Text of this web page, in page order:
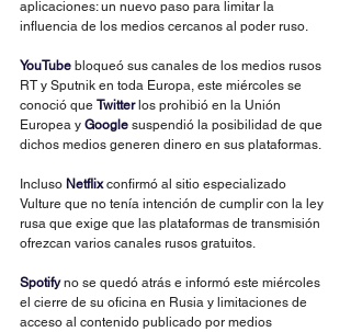
aplicaciones: un nuevo paso para limitar la
influencia de los medios cercanos al poder ruso.
YouTube bloqueó sus canales de los medios rusos
RT y Sputnik en toda Europa, este miércoles se
conoció que Twitter los prohibió en la Unión
Europea y Google suspendió la posibilidad de que
dichos medios generen dinero en sus plataformas.
Incluso Netflix confirmó al sitio especializado
Vulture que no tenía intención de cumplir con la ley
rusa que exige que las plataformas de transmisión
ofrezcan varios canales rusos gratuitos.
Spotify no se quedó atrás e informó este miércoles
el cierre de su oficina en Rusia y limitaciones de
acceso al contenido publicado por medios